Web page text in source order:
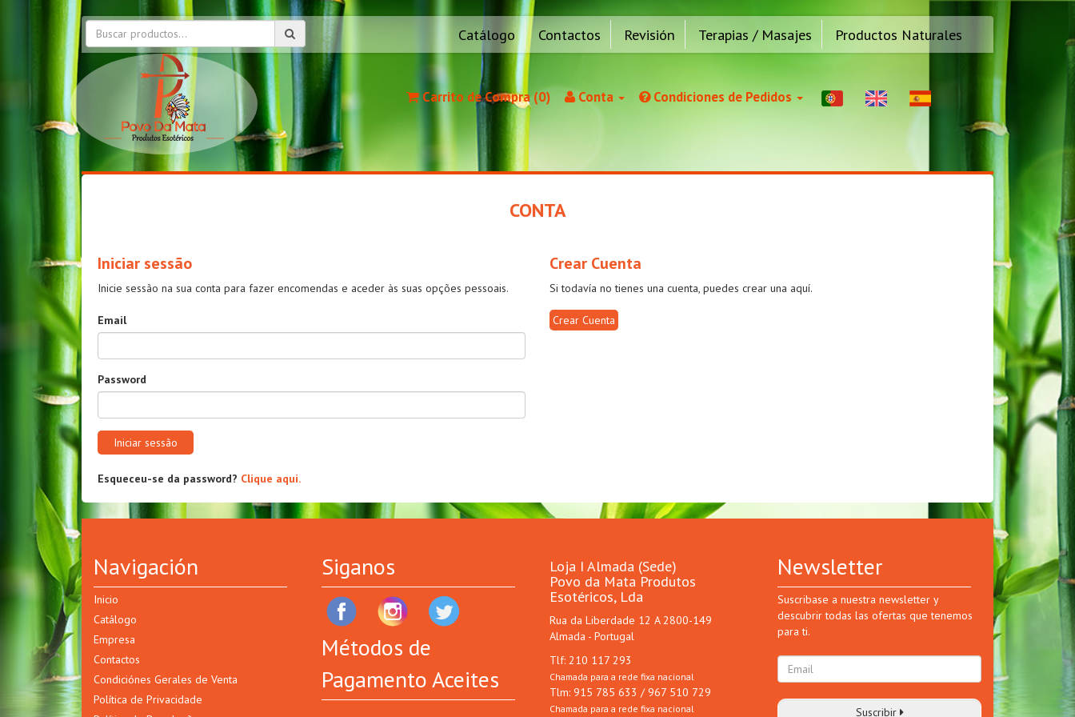
Catálogo Contactos Revisión Terapias / Masajes Productos Naturales
Carrito de Compra (0) Conta Condiciones de Pedidos
CONTA
Iniciar sessão
Inicie sessão na sua conta para fazer encomendas e aceder às suas opções pessoais.
Email
Password
Iniciar sessão
Esqueceu-se da password? Clique aqui.
Crear Cuenta
Si todavía no tienes una cuenta, puedes crear una aquí.
Crear Cuenta
Navigación
Inicio
Catálogo
Empresa
Contactos
Condiciónes Gerales de Venta
Política de Privacidade
Siganos
Métodos de
Pagamento Aceites
Loja I Almada (Sede)
Povo da Mata Produtos
Esotéricos, Lda
Rua da Liberdade 12 A 2800-149
Almada - Portugal
Tlf: 210 117 293
Chamada para a rede fixa nacional
Tlm: 915 785 633 / 967 510 729
Chamada para a rede fixa nacional
Newsletter
Suscribase a nuestra newsletter y
descubrir todas las ofertas que tenemos
para ti.
Suscribir